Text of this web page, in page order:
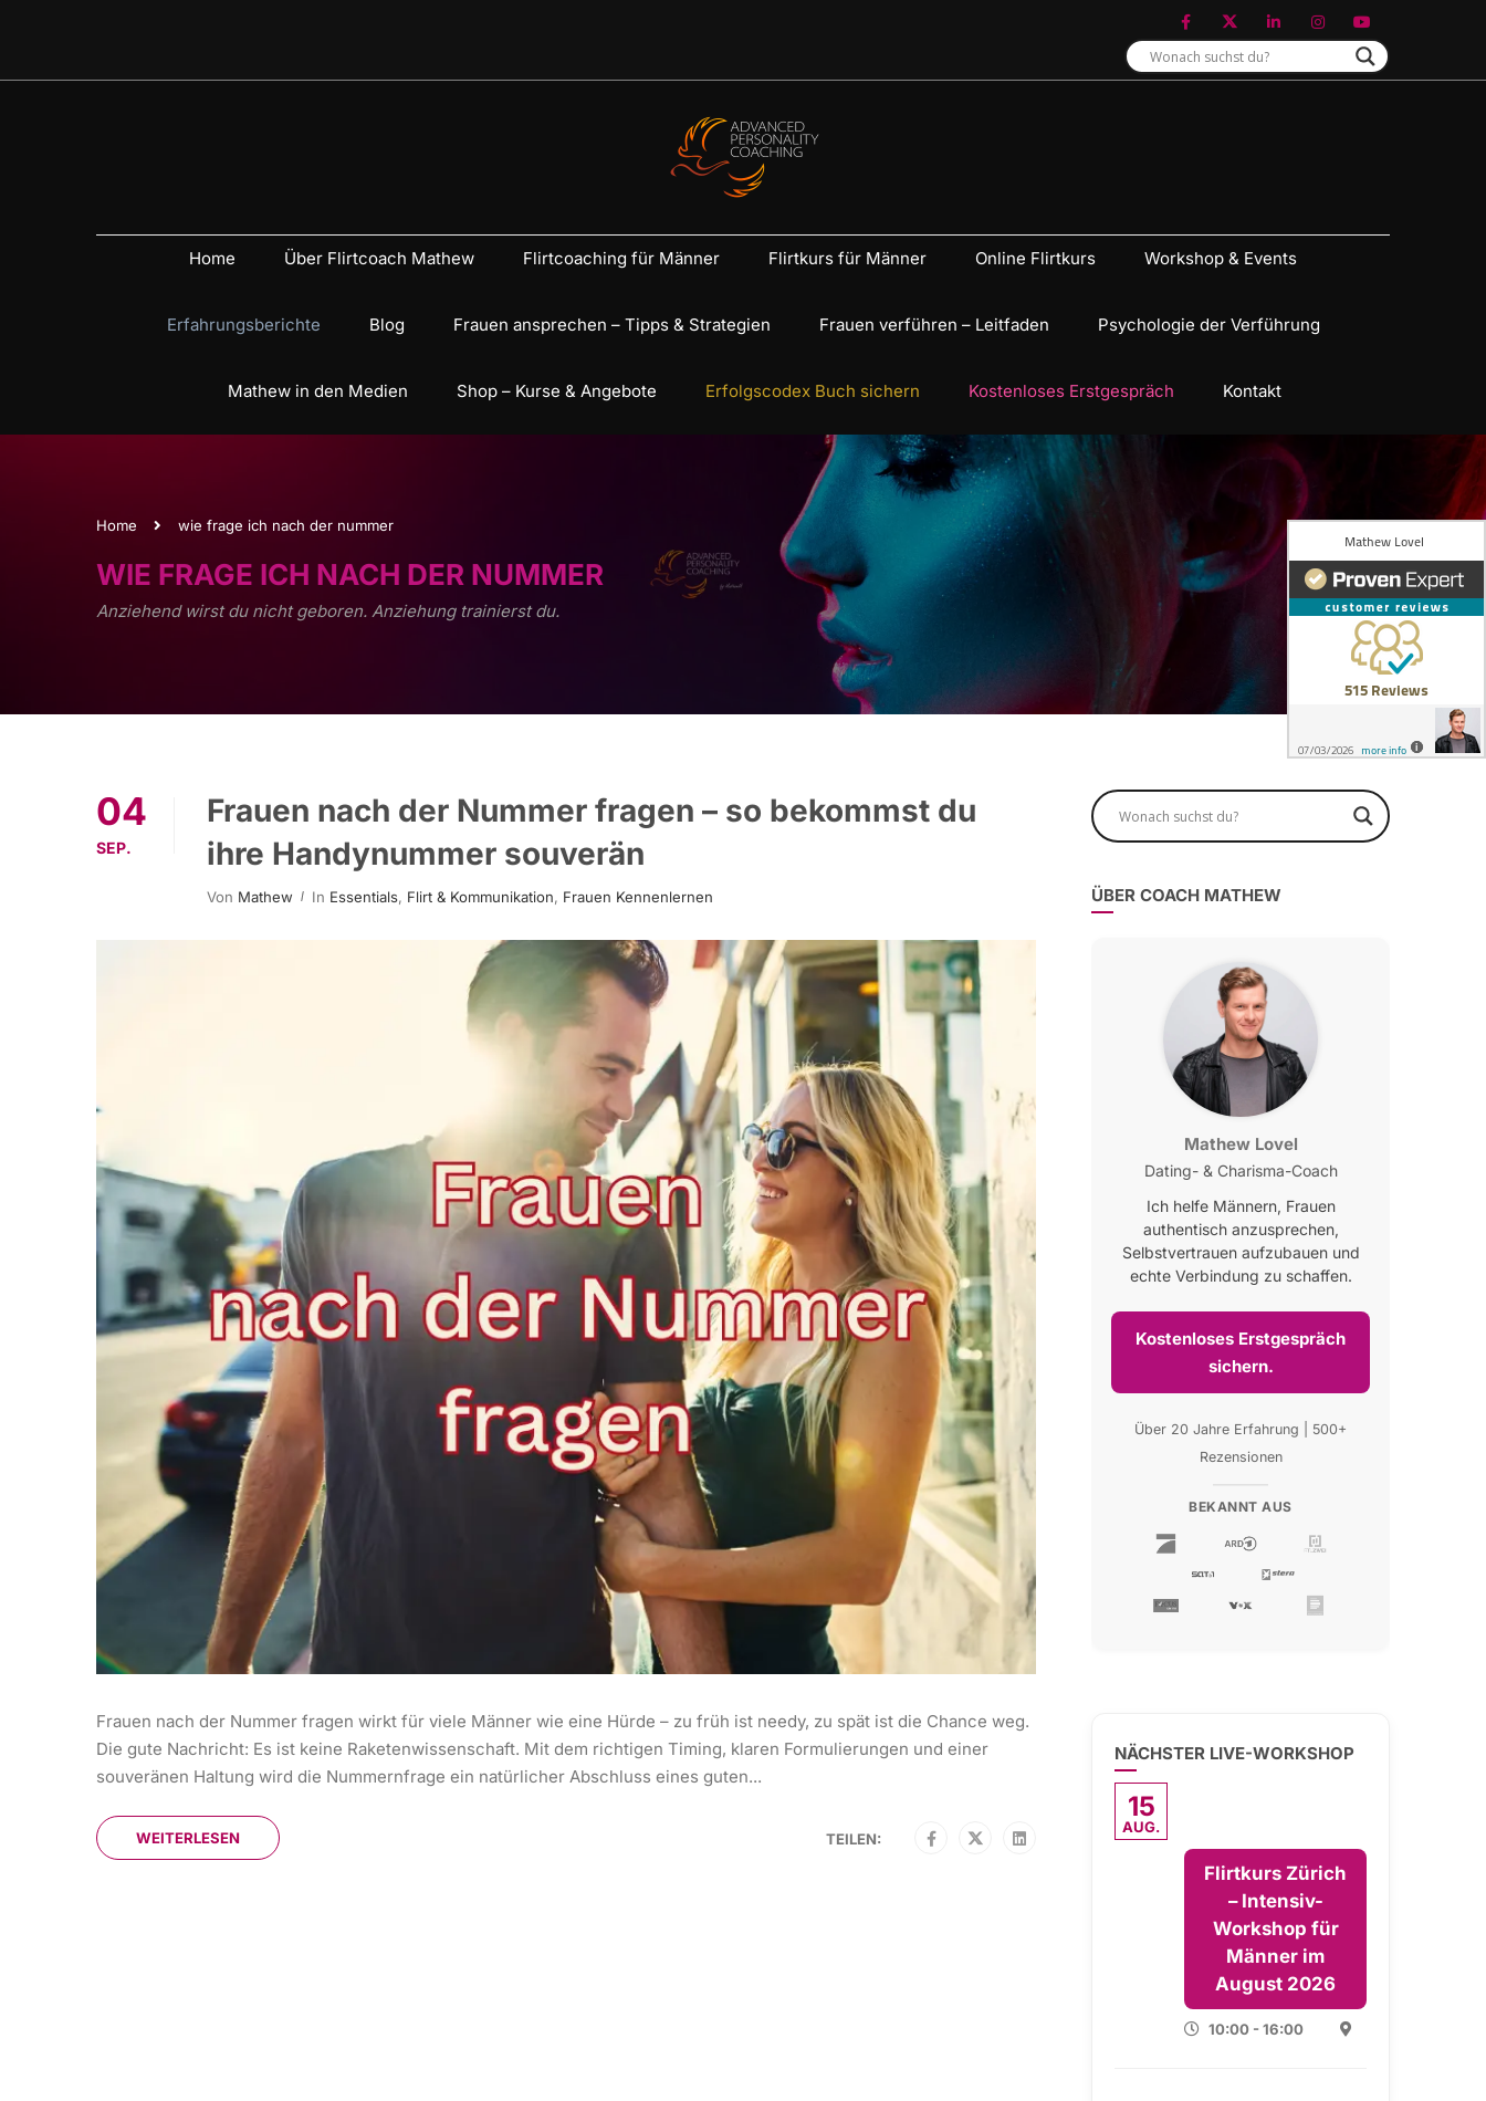
Home Über Flirtcoach Mathew Flirtcoaching für Männer Flirtkurs für Männer Online Flirtkurs Workshop & Events
Erfahrungsberichte Blog Frauen ansprechen – Tipps & Strategien Frauen verführen – Leitfaden Psychologie der Verführung
Mathew in den Medien Shop – Kurse & Angebote Erfolgscodex Buch sichern Kostenloses Erstgespräch Kontakt
Home wie frage ich nach der nummer
WIE FRAGE ICH NACH DER NUMMER
Anziehend wirst du nicht geboren. Anziehung trainierst du.
04
SEP.
Frauen nach der Nummer fragen – so bekommst du
ihre Handynummer souverän
Von Mathew In Essentials, Flirt & Kommunikation, Frauen Kennenlernen
Frauen nach der Nummer fragen wirkt für viele Männer wie eine Hürde – zu früh ist needy, zu spät ist die Chance weg.
Die gute Nachricht: Es ist keine Raketenwissenschaft. Mit dem richtigen Timing, klaren Formulierungen und einer
souveränen Haltung wird die Nummernfrage ein natürlicher Abschluss eines guten...
WEITERLESEN TEILEN:
ÜBER COACH MATHEW
Mathew Lovel
Dating- & Charisma-Coach
Ich helfe Männern, Frauen
authentisch anzusprechen,
Selbstvertrauen aufzubauen und
echte Verbindung zu schaffen.
Kostenloses Erstgespräch
sichern.
Über 20 Jahre Erfahrung | 500+
Rezensionen
BEKANNT AUS
NÄCHSTER LIVE-WORKSHOP
15
AUG.
Flirtkurs Zürich
– Intensiv-
Workshop für
Männer im
August 2026
10:00 - 16:00